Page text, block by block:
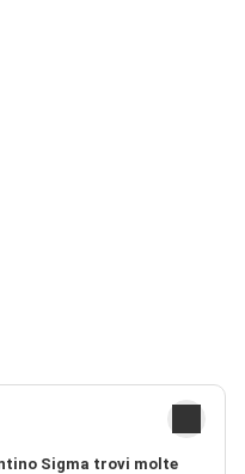
Sigma trovi molte